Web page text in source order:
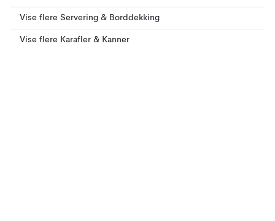
Vise flere Servering & Borddekking
Vise flere Karafler & Kanner